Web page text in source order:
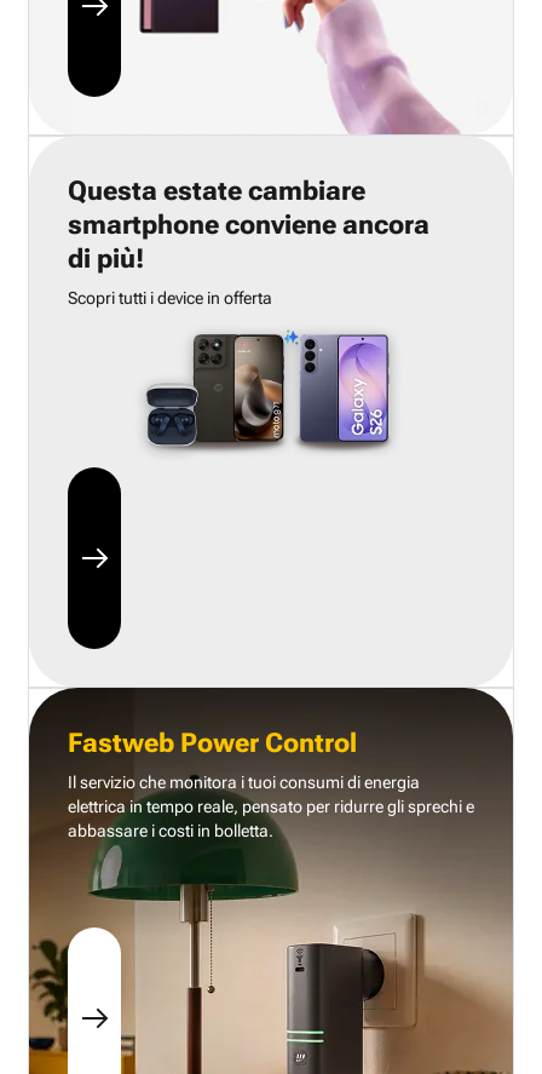
Questa estate cambiare
smartphone conviene ancora
di più!
Scopri tutti i device in offerta
Fastweb Power Control
Il servizio che monitora i tuoi consumi di energia
elettrica in tempo reale, pensato per ridurre gli sprechi e
abbassare i costi in bolletta.